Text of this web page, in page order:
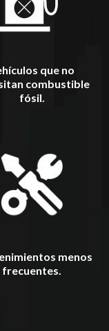
que no
combustible
fósil.
menos
frecuentes.